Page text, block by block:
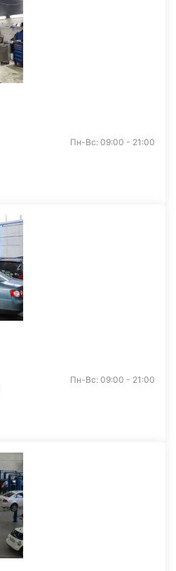
Пн-Вс: 09:00 - 21:00
Пн-Вс: 09:00 - 21:00